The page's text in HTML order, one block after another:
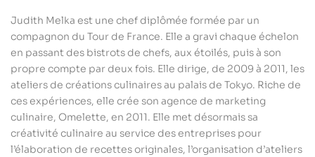
Judith Melka est une chef diplômée formée par un
compagnon du Tour de France. Elle a gravi chaque échelon
en passant des bistrots de chefs, aux étoilés, puis à son
propre compte par deux fois. Elle dirige, de 2009 à 2011, les
ateliers de créations culinaires au palais de Tokyo. Riche de
ces expériences, elle crée son agence de marketing
culinaire, Omelette, en 2011. Elle met désormais sa
créativité culinaire au service des entreprises pour
l’élaboration de recettes originales, l’organisation d’ateliers